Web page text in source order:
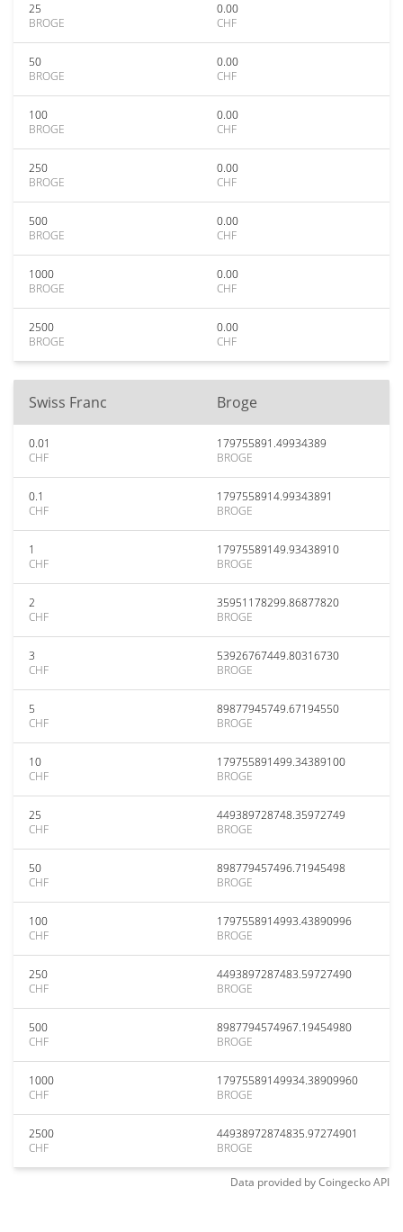
25
BROGE
0.00
CHF
50
BROGE
0.00
CHF
100
BROGE
0.00
CHF
250
BROGE
0.00
CHF
500
BROGE
0.00
CHF
1000
BROGE
0.00
CHF
2500
BROGE
0.00
CHF
Swiss Franc Broge
0.01
CHF
179755891.49934389
BROGE
0.1
CHF
1797558914.99343891
BROGE
1
CHF
17975589149.93438910
BROGE
2
CHF
35951178299.86877820
BROGE
3
CHF
53926767449.80316730
BROGE
5
CHF
89877945749.67194550
BROGE
10
CHF
179755891499.34389100
BROGE
25
CHF
449389728748.35972749
BROGE
50
CHF
898779457496.71945498
BROGE
100
CHF
1797558914993.43890996
BROGE
250
CHF
4493897287483.59727490
BROGE
500
CHF
8987794574967.19454980
BROGE
1000
CHF
17975589149934.38909960
BROGE
2500
CHF
44938972874835.97274901
BROGE
Data provided byCoingeckoAPI